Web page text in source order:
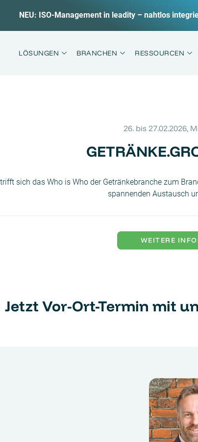
Webinar-Tipp: PPWR auf Endspurt –
LÖSUNGEN BRANCHEN RESSOURCEN
26. bis 27.02.2026,
sich das Who is Who der Getränkebranche zum
spannenden Austausch
WEITERE
Jetzt Vor-Ort-Termin mit